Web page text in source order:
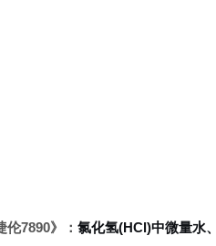
伦7890》： 氯化氢(HCl)中微量水